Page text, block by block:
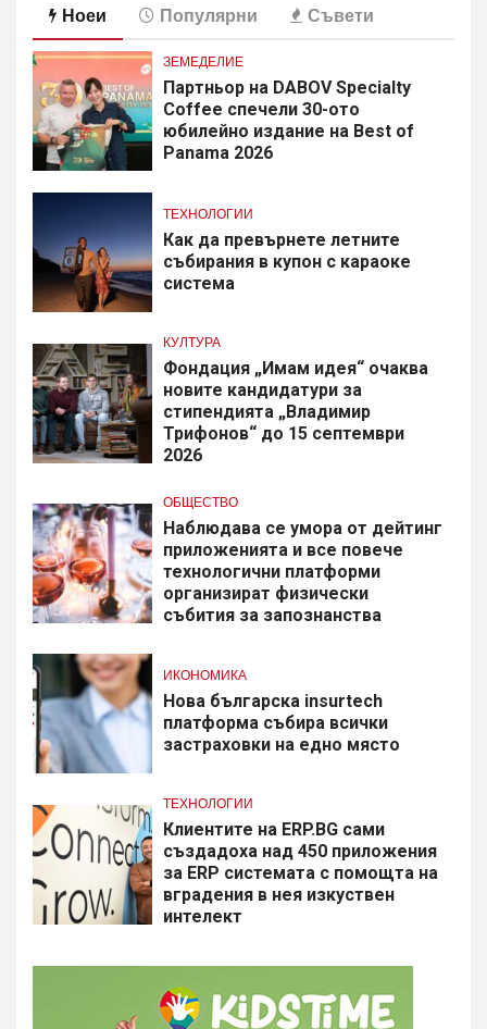
Ноеи Популярни Съвети
ЗЕМЕДЕЛИЕ
Партньор на DABOV Specialty
Coffee спечели 30-ото
юбилейно издание на Best of
Panama 2026
ТЕХНОЛОГИИ
Как да превърнете летните
събирания в купон с караоке
система
КУЛТУРА
Фондация „Имам идея“ очаква
новите кандидатури за
стипендията „Владимир
Трифонов“ до 15 септември
2026
ОБЩЕСТВО
Наблюдава се умора от дейтинг
приложенията и все повече
технологични платформи
организират физически
събития за запознанства
ИКОНОМИКА
Нова българска insurtech
платформа събира всички
застраховки на едно място
ТЕХНОЛОГИИ
Клиентите на ERP.BG сами
създадоха над 450 приложения
за ERP системата с помощта на
вградения в нея изкуствен
интелект